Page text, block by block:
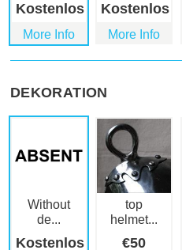
Kostenlos
More Info
Kostenlos
More Info
DEKORATION
Without
de...
Kostenlos
top
helmet...
€50